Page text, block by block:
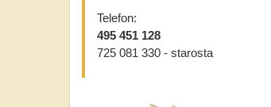
Telefon:
495 451 128
725 081 330 - starosta